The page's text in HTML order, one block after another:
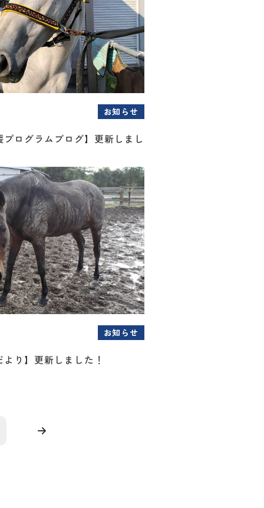
お知らせ
ログラムブログ】更新しまし
お知らせ
り】更新しました！